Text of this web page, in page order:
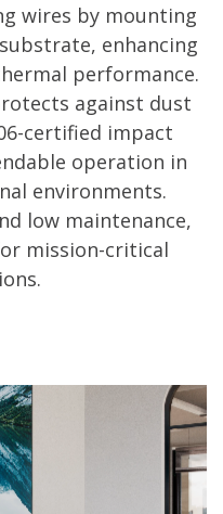
wires by mounting
enhancing
performance.
against dust
certified impact
operation in
environments.
low maintenance,
mission-critical